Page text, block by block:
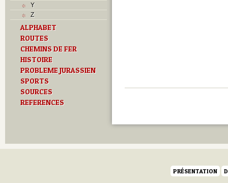
Y
Z
ALPHABET
ROUTES
CHEMINS DE FER
HISTOIRE
PROBLEME JURASSIEN
SPORTS
SOURCES
REFERENCES
PRÉSENTATION